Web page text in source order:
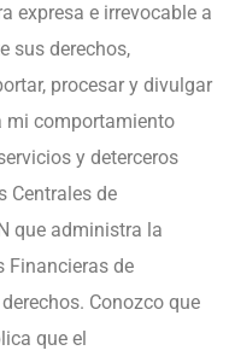
expresa e irrevocable a
sus derechos,
procesar y divulgar
mi comportamiento
y deterceros
Centrales de
que administra la
Financieras de
Conozco que
que el